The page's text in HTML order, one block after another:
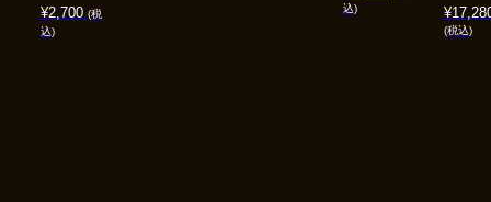
¥2,700 (税
込)
込)
¥
(税込)